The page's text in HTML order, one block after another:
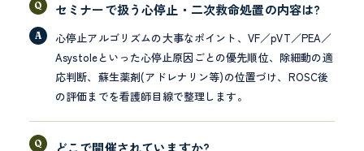
セミナーで扱う心停止・二次救命処置の内容は?
心停止アルゴリズムの大事なポイント、VF／pVT／PEA／
Asystoleといった心停止原因ごとの優先順位、除細動の適
応判断、蘇生薬剤(アドレナリン等)の位置づけ、ROSC後
の評価までを看護師目線で整理します。
どこで開催されていますか?